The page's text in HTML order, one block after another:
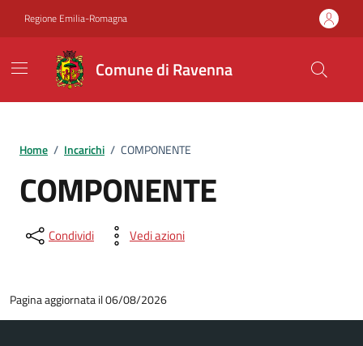
Regione Emilia-Romagna
Comune di Ravenna
Home / Incarichi / COMPONENTE
COMPONENTE
Condividi Vedi azioni
Pagina aggiornata il 06/08/2026